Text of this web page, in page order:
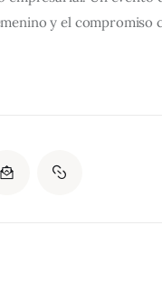
y el compromiso